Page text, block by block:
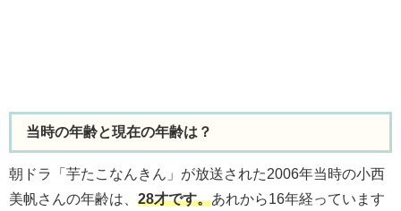
当時の年齢と現在の年齢は？
朝ドラ「芋たこなんきん」が放送された2006年当時の小西
美帆さんの年齢は、 28才です。あれから16年経っています